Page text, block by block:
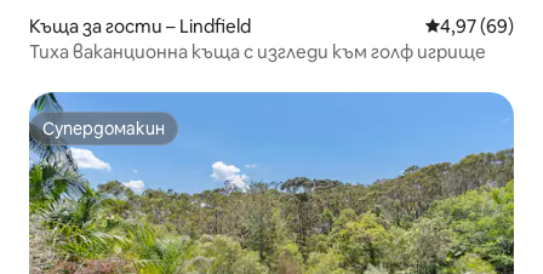
Къща за гости – Lindfield Средна
4,97 (69)
Тиха ваканционна къща с изгледи към голф игрище
Супердомакин
Супердомакин